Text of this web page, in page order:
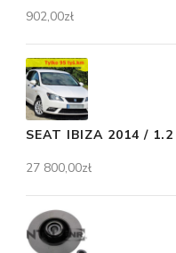
902,00zł
SEAT IBIZA 2014 /
27 800,00zł